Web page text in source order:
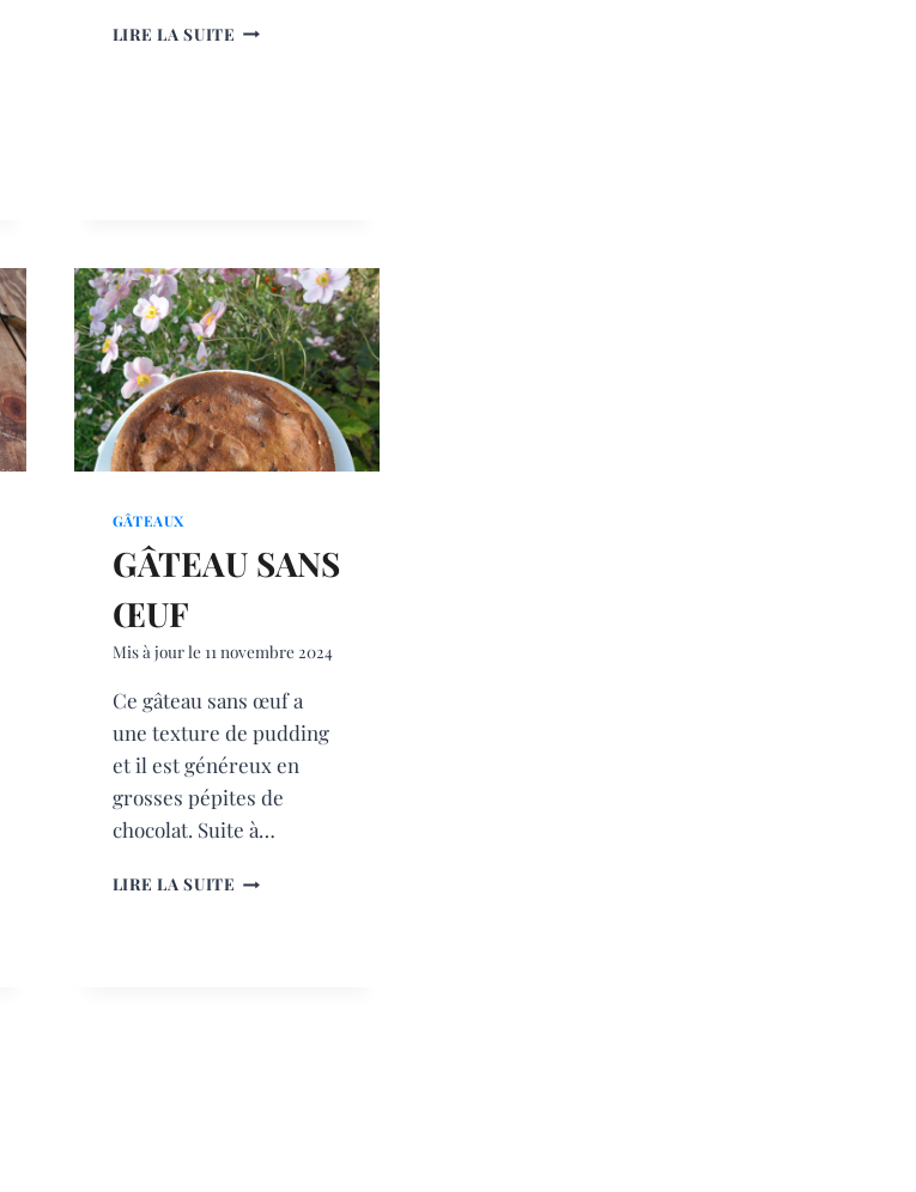
LIRE LA SUITE CLAFOUTIS
GÂTEAUX
GÂTEAU SANS
ŒUF
Mis à jour le 11 novembre 2024
Ce gâteau sans œuf a
une texture de pudding
et il est généreux en
grosses pépites de
chocolat. Suite à…
LIRE LA SUITE GÂTEAU